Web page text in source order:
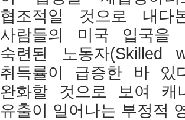
협조적일 것으로 내다
사람들의 미국 입국을
숙련된 노동자(Skilled
취득률이 급증한 바 있
완화할 것으로 보여 캐
유출이 일어나는 부정적